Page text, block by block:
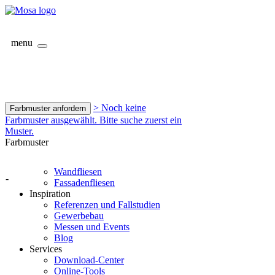
menu
Farbmuster anfordern
> Noch keine
Farbmuster ausgewählt. Bitte suche zuerst ein
Muster.
Farbmuster
-
Wandfliesen
Fassadenfliesen
Inspiration
Referenzen und Fallstudien
Gewerbebau
Messen und Events
Blog
Services
Download-Center
Online-Tools